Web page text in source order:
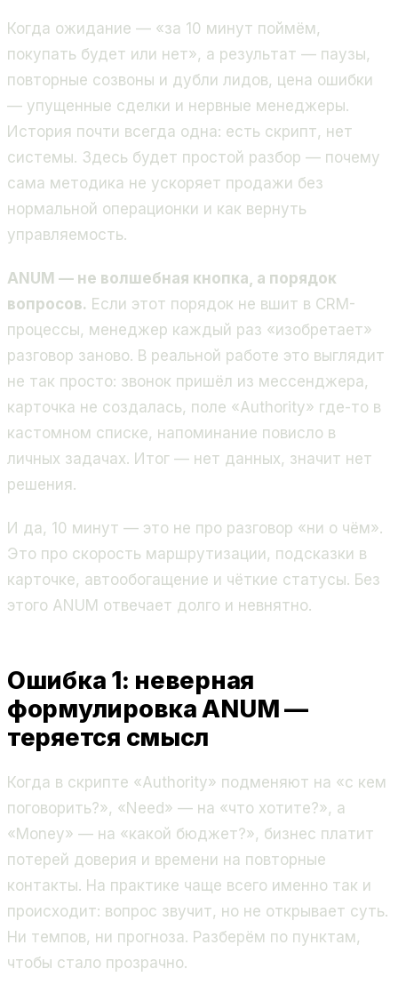
Когда ожидание — «за 10 минут поймём,
покупать будет или нет», а результат — паузы,
повторные созвоны и дубли лидов, цена ошибки
— упущенные сделки и нервные менеджеры.
История почти всегда одна: есть скрипт, нет
системы. Здесь будет простой разбор — почему
сама методика не ускоряет продажи без
нормальной операционки и как вернуть
управляемость.
ANUM — не волшебная кнопка, а порядок
вопросов. Если этот порядок не вшит в CRM-
процессы, менеджер каждый раз «изобретает»
разговор заново. В реальной работе это выглядит
не так просто: звонок пришёл из мессенджера,
карточка не создалась, поле «Authority» где-то в
кастомном списке, напоминание повисло в
личных задачах. Итог — нет данных, значит нет
решения.
И да, 10 минут — это не про разговор «ни о чём».
Это про скорость маршрутизации, подсказки в
карточке, автообогащение и чёткие статусы. Без
этого ANUM отвечает долго и невнятно.
Ошибка 1: неверная
формулировка ANUM —
теряется смысл
Когда в скрипте «Authority» подменяют на «с кем
поговорить?», «Need» — на «что хотите?», а
«Money» — на «какой бюджет?», бизнес платит
потерей доверия и времени на повторные
контакты. На практике чаще всего именно так и
происходит: вопрос звучит, но не открывает суть.
Ни темпов, ни прогноза. Разберём по пунктам,
чтобы стало прозрачно.